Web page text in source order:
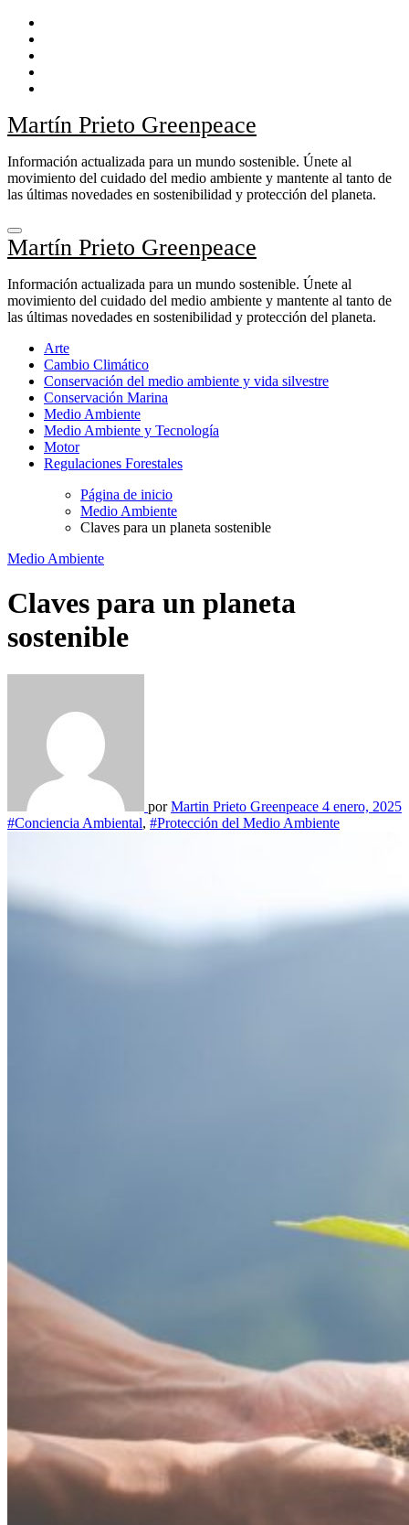
contenido
Martín Prieto Greenpeace
Información actualizada para un mundo sostenible. Únete al
movimiento del cuidado del medio ambiente y mantente al tanto de
las últimas novedades en sostenibilidad y protección del planeta.
Martín Prieto Greenpeace
Información actualizada para un mundo sostenible. Únete al
movimiento del cuidado del medio ambiente y mantente al tanto de
las últimas novedades en sostenibilidad y protección del planeta.
Arte
Cambio Climático
Conservación del medio ambiente y vida silvestre
Conservación Marina
Medio Ambiente
Medio Ambiente y Tecnología
Motor
Regulaciones Forestales
Página de inicio
Medio Ambiente
Claves para un planeta sostenible
Medio Ambiente
Claves para un planeta
sostenible
porMartin Prieto Greenpeace 4 enero, 2025
#Conciencia Ambiental, #Protección del Medio Ambiente